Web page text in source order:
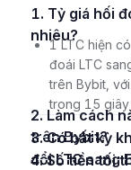
1. Tỷ giá hối đoái LTC sang EUR hiện tại là bao
nhiêu?
1 LTC hiện
đoái LTC
trên Bybit,
trong 15 giây
2. Làm cách nào để chuyển đổi LTC sang EUR
trên Bybit?
3. Có bất kỳ khoản phí nào cho việc chuyển
đổi LTC sang
4. Số tiền tối thiểu của LTC mà tôi có thể